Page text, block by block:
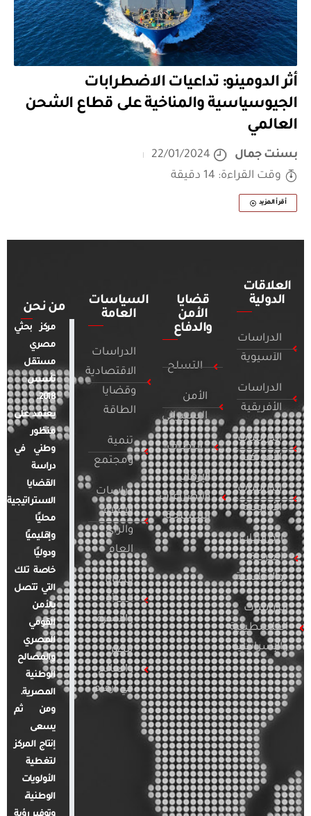
أثر الدومينو: تداعيات الاضطرابات
الجيوسياسية والمناخية على قطاع الشحن
العالمي
بسنت جمال
22/01/2024
وقت القراءة: 14 دقيقة
أقرأ المزيد
العلاقات
الدولية
الدراسات
الآسيوية
الدراسات
الأفريقية
الدراسات
الأمريكية
الدراسات
الأوروبية
الدراسات
العربية
والإقليمية
الدراسات
الفلسطينية
والإسرائيلية
قضايا
الأمن
والدفاع
التسلح
الأمن
السيبراني
التطرف
الإرهاب
والصراعات
المسلحة
السياسات
العامة
الدراسات
الاقتصادية
وقضايا
الطاقة
تنمية
ومجتمع
دراسات
الإعلام
والرأي
العام
قضايا
المرأة
والأسرة
مصر
والعالم
في أرقام
من نحن
مركز بحثي
مصري
مستقل
تأسس
2018.
يعتمد على
منظور
وطني في
دراسة
القضايا
الاستراتيجية
محليًا
وإقليميًا
ودوليًا
خاصة تلك
التي تتصل
بالأمن
القومي
المصري
والمصالح
الوطنية
المصرية.
ومن ثم
يسعى
إنتاج المركز
لتغطية
الأولويات
الوطنية،